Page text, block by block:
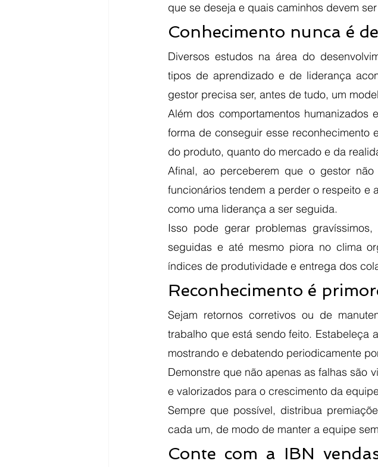
que se deseja e quais caminhos devem
Conhecimento nunca é
Diversos estudos na área do
tipos de aprendizado e de liderança
gestor precisa ser, antes de tudo, um
Além dos comportamentos
forma de conseguir esse
do produto, quanto do mercado e da
Afinal, ao perceberem que o gestor
funcionários tendem a perder o respeito e
como uma liderança a ser seguida.
Isso pode gerar problemas
seguidas e até mesmo piora no clima
índices de produtividade e entrega dos
Reconhecimento é
Sejam retornos corretivos ou de
trabalho que está sendo feito. Estabeleça
Demonstre que não apenas as falhas são
e valorizados para o crescimento da
Sempre que possível, distribua
cada um, de modo de manter a equipe
Conte com a IBN